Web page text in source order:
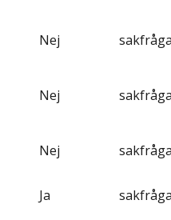
Nej
Nej
Nej
Ja